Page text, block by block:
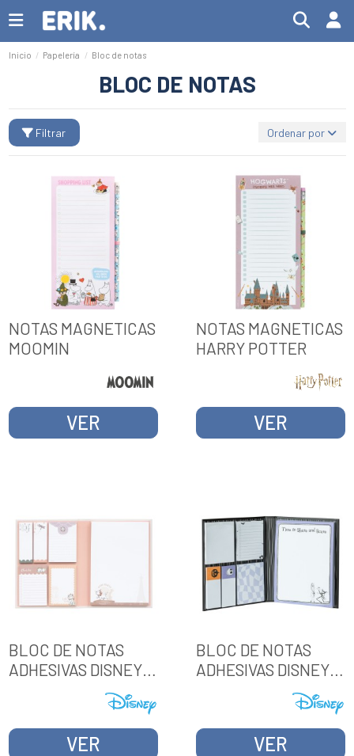
Inicio Papelería Bloc de notas
BLOC DE NOTAS
Filtrar Ordenar por
NOTAS MAGNETICAS
MOOMIN
VER
NOTAS MAGNETICAS
HARRY POTTER
VER
BLOC DE NOTAS
ADHESIVAS DISNEY
BONJOUR MARIE
VER
BLOC DE NOTAS
ADHESIVAS DISNEY
PESADILLA ANTES
VER